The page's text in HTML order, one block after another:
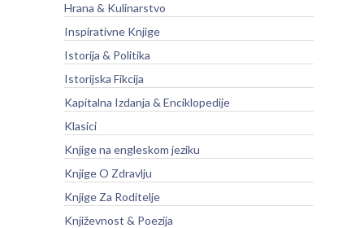
Hrana & Kulinarstvo
Inspirativne Knjige
Istorija & Politika
Istorijska Fikcija
Kapitalna Izdanja & Enciklopedije
Klasici
Knjige na engleskom jeziku
Knjige O Zdravlju
Knjige Za Roditelje
Književnost & Poezija